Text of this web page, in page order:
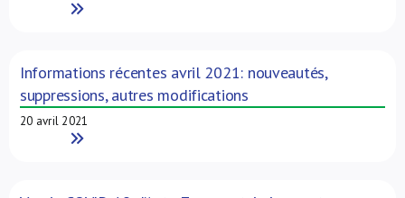
Read More
Informations récentes avril 2021: nouveautés,
suppressions, autres modifications
20 avril 2021
Read More